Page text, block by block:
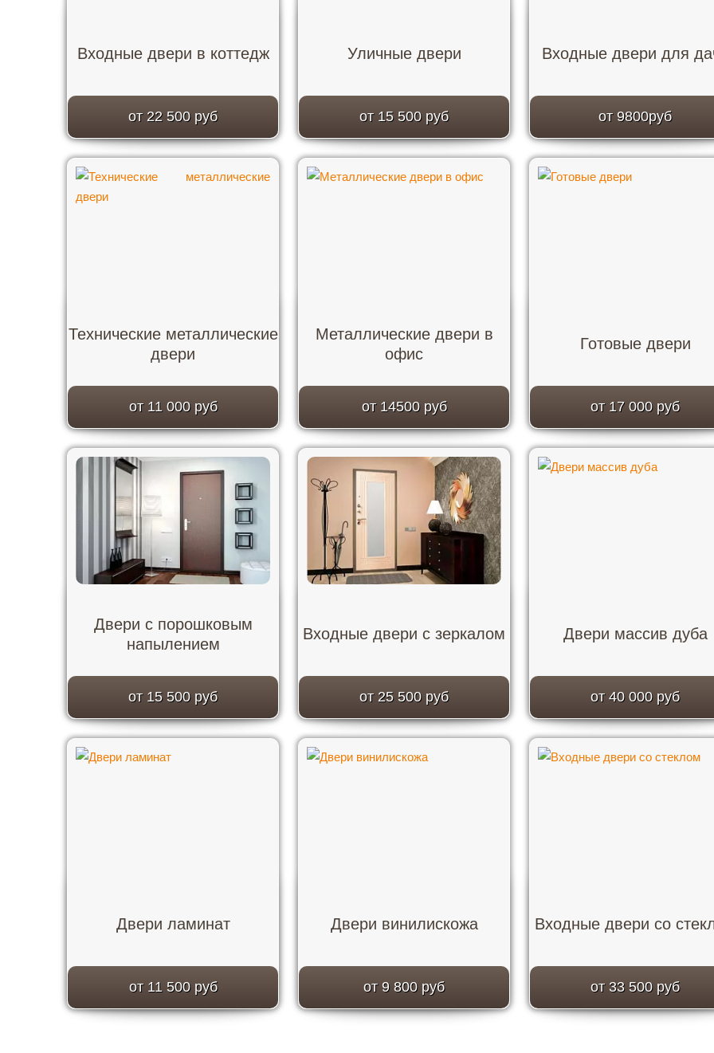
Входные двери в коттедж
от 22 500 руб
Уличные двери
от 15 500 руб
Входные двери для
от 9800руб
Технические металлические
двери
от 11 000 руб
Металлические двери в
офис
от 14500 руб
Готовые двери
от 17 000 руб
Двери с порошковым
напылением
от 15 500 руб
Входные двери с зеркалом
от 25 500 руб
Двери массив дуба
от 40 000 руб
Двери ламинат
от 11 500 руб
Двери винилискожа
от 9 800 руб
Входные двери со
от 33 500 руб